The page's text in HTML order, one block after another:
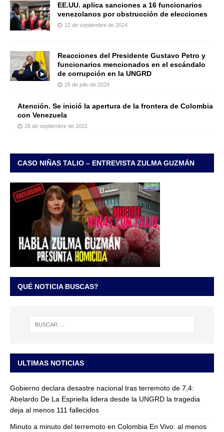
EE.UU. aplica sanciones a 16 funcionarios
venezolanos por obstrucción de elecciones
12 de septiembre de 2024
Reacciones del Presidente Gustavo Petro y
funcionarios mencionados en el escándalo
de corrupción en la UNGRD
25 de julio de 2024
Atención. Se inició la apertura de la frontera de Colombia
con Venezuela
26 de septiembre de 2022
CASO NIÑAS TALIO – ENTREVISTA ZULMA GUZMÁN
QUÉ NOTICIA BUSCAS?
ULTIMAS NOTICIAS
Gobierno declara desastre nacional tras terremoto de 7,4:
Abelardo De La Espriella lidera desde la UNGRD la tragedia
deja al menos 111 fallecidos
Minuto a minuto del terremoto en Colombia En Vivo: al menos